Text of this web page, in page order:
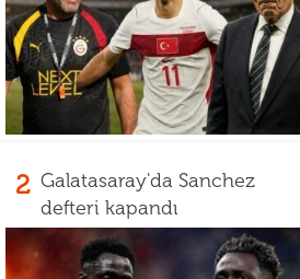
2 Galatasaray'da Sanchez
defteri kapandı